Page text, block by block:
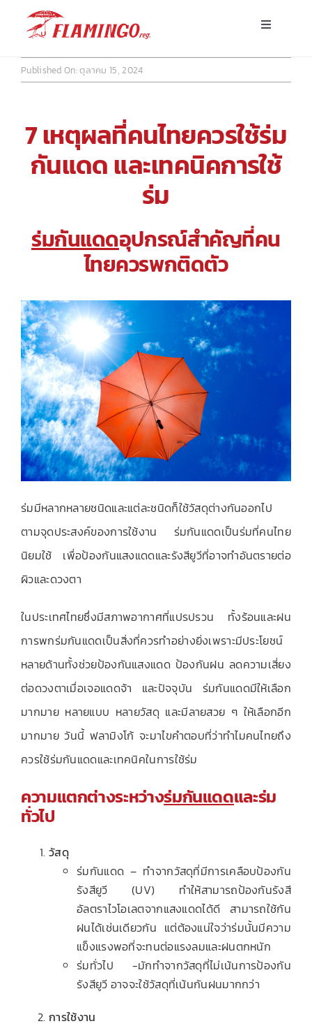
content
Toggle
หน้าแรก
ร่มโฆษณาสั่งผลิต
ขาตั้ง
เกี่ยวกับเรา
ติดต่อเรา
Published On: ตุลาคม 15, 2024
7 เหตุผลที่คนไทยควรใช้ร่ม
กันแดด และเทคนิคการใช้
ร่ม
ร่มกันแดดอุปกรณ์สำคัญที่คน
ไทยควรพกติดตัว
ร่มมีหลากหลายชนิดและแต่ละชนิดก็ใช้วัสดุต่างกันออกไป
ตามจุดประสงค์ของการใช้งาน ร่มกันแดดเป็นร่มที่คนไทย
นิยมใช้ เพื่อป้องกันแสงแดดและรังสียูวีที่อาจทำอันตรายต่อ
ผิวและดวงตา
ในประเทศไทยซึ่งมีสภาพอากาศที่แปรปรวน ทั้งร้อนและฝน
การพกร่มกันแดดเป็นสิ่งที่ควรทำอย่างยิ่งเพราะมีประโยชน์
หลายด้านทั้งช่วยป้องกันแสงแดด ป้องกันฝน ลดความเสี่ยง
ต่อดวงตาเมื่อเจอแดดจ้า และปัจจุบัน ร่มกันแดดมีให้เลือก
มากมาย หลายแบบ หลายวัสดุ และมีลายสวย ๆ ให้เลือกอีก
มากมาย วันนี้ ฟลามิงโก้ จะมาไขคำตอบที่ว่าทำไมคนไทยถึง
ควรใช้ร่มกันแดดและเทคนิคในการใช้ร่ม
ความแตกต่างระหว่างร่มกันแดดและร่ม
ทั่วไป
วัสดุ
ร่มกันแดด – ทำจากวัสดุที่มีการเคลือบป้องกัน
รังสียูวี (UV) ทำให้สามารถป้องกันรังสี
อัลตราไวโอเลตจากแสงแดดได้ดี สามารถใช้กัน
ฝนได้เช่นเดียวกัน แต่ต้องแน่ใจว่าร่มนั้นมีความ
แข็งแรงพอที่จะทนต่อแรงลมและฝนตกหนัก
ร่มทั่วไป -มักทำจากวัสดุที่ไม่เน้นการป้องกัน
รังสียูวี อาจจะใช้วัสดุที่เน้นกันฝนมากกว่า
การใช้งาน